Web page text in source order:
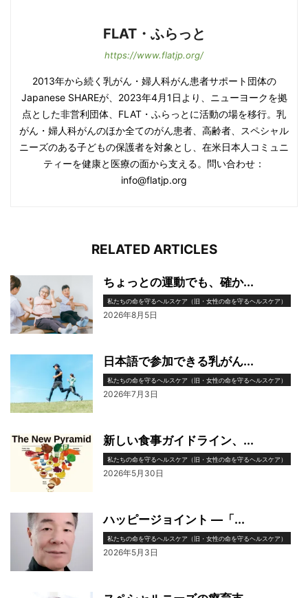
FLAT・ふらっと
https://www.flatjp.org/
2013年から続く乳がん・婦人科がん患者サポート団体の
Japanese SHAREが、2023年4月1日より、ニューヨークを拠
点とした非営利団体、FLAT・ふらっとに活動の場を移行。乳
がん・婦人科がんのほか全てのがん患者、高齢者、スペシャル
ニーズのある子どもの保護者を対象とし、在米日本人コミュニ
ティーを健康と医療の面から支える。問い合わせ：
info@flatjp.org
RELATED ARTICLES
ちょっとの運動でも、確か...
私たちの命を守るヘルスケア（旧・女性の命を守るヘルスケア）
2026年8月5日
日本語で参加できる乳がん...
私たちの命を守るヘルスケア（旧・女性の命を守るヘルスケア）
2026年7月3日
新しい食事ガイドライン、...
私たちの命を守るヘルスケア（旧・女性の命を守るヘルスケア）
2026年5月30日
ハッピージョイント ―「...
私たちの命を守るヘルスケア（旧・女性の命を守るヘルスケア）
2026年5月3日